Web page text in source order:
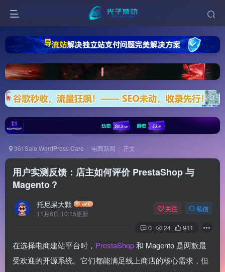
361Sale WordPress Care 电商新闻 正文
用户实测反馈：店主如何评价 PrestaShop 与
Magento？
托尼屎大颗
11月6日 10:15更新
关注 私信
0 24 911
在选择电商建站平台时， PrestaShop和 Magento 是两款最
受欢迎的开源系统。它们都能满足线上商店的核心需求，但